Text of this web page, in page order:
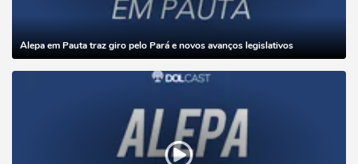
Alepa em Pauta traz giro pelo Pará e novos avanços legislativos